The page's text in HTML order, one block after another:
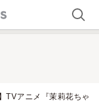
TVアニメ『茉莉花ちゃ